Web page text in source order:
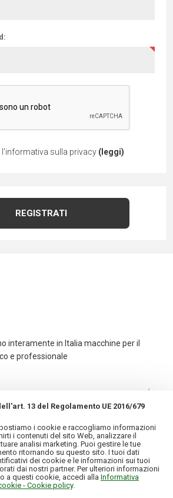
sulla privacy (leggi)
interamente in Italia macchine per il
e professionale
13 del Regolamento UE 2016/679
i cookie e raccogliamo informazioni
i contenuti del sito Web, analizzare il
analisi marketing. Puoi gestire le tue
ritornando su questo sito. I tuoi dati
dei cookie e le informazioni sui tuoi
dai nostri partner. Per ulteriori informazioni
a questi cookie, accedi alla Informativa
- Cookie policy.